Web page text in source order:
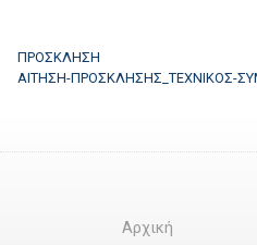
ΠΡΟΣΚΛΗΣΗ
ΑΙΤΗΣΗ-ΠΡΟΣΚΛΗΣΗΣ_ΤΕΧΝΙΚΟΣ-
Αρχική